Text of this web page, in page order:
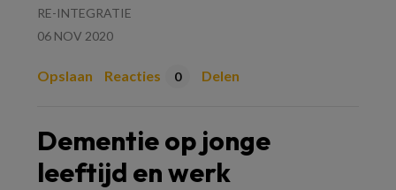
RE-INTEGRATIE
06 NOV 2020
Opslaan Reacties 0 Delen
Dementie op jonge
leeftijd en werk